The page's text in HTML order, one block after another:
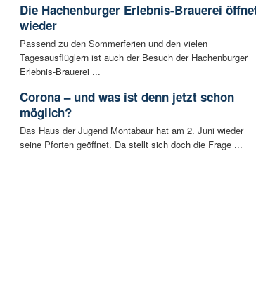
Die Hachenburger Erlebnis-Brauerei
wieder
Passend zu den Sommerferien und den vielen
Tagesausflüglern ist auch der Besuch der Hachenburger
Erlebnis-Brauerei ...
Corona – und was ist denn jetzt schon
möglich?
Das Haus der Jugend Montabaur hat am 2. Juni wieder
seine Pforten geöffnet. Da stellt sich doch die Frage ...